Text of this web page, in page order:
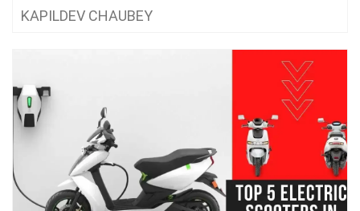
सीमित समय के लिए
KAPILDEV CHAUBEY